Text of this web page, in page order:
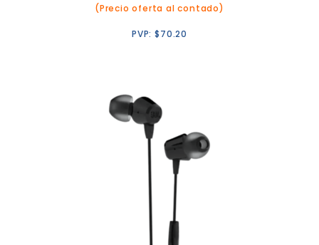
(Precio oferta al contado)
PVP:$70.20